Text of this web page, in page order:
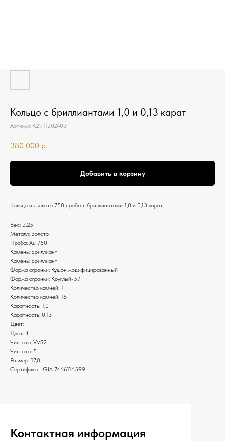
Кольцо с бриллиантами 1,0 и 0,13 карат
Артикул: К2911202403
380 000 р.
Добавить в корзину
Кольцо из золота 750 пробы с бриллиантами 1,0 и 0,13 карат
Вес: 2,25
Металл: Золото
Проба: Au 750
Камень: Бриллиант
Камень: Бриллиант
Форма огранки: Кушон модифицированный
Форма огранки: Круглый-57
Количество камней: 1
Количество камней: 16
Каратность: 1,0
Каратность: 0,13
Цвет: I
Цвет: 4
Чистота: VVS2
Чистота: 5
Размер: 17,0
Сертификат: GIA 7466116599
Контактная информация